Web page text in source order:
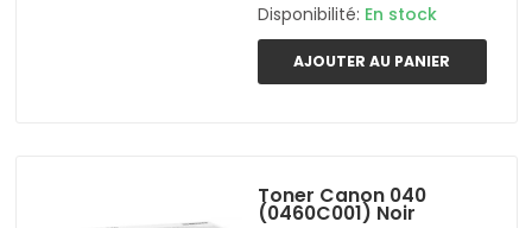
Disponibilité: En stock
AJOUTER AU PANIER
Toner Canon 040
(0460C001) Noir